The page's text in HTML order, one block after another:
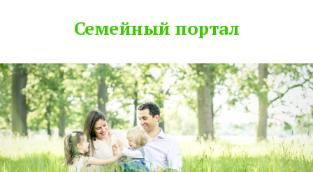
Семейный портал